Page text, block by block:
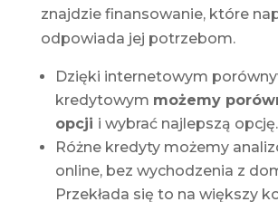
znajdzie finansowanie, które
odpowiada jej potrzebom.
Dzięki internetowym
kredytowym możemy
opcji i wybrać najlepszą opcję.
Różne kredyty możemy
online, bez wychodzenia z
Przekłada się to na większy